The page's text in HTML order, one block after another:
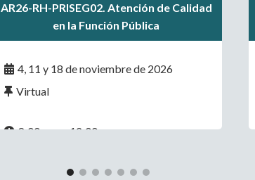
AR26-RH-PRISEG02. Atención de Calidad
en la Función Pública
Virtual
.
8:00 a.m. - 12:00 p.m.
4, 11 y 18 de noviembre de 2026